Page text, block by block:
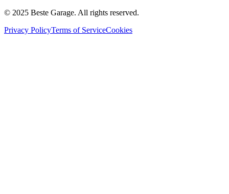
© 2025 Beste Garage. All rights reserved.
Privacy PolicyTerms of ServiceCookies